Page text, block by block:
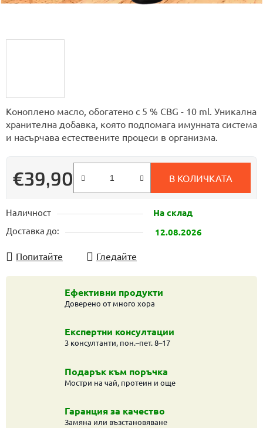
Коноплено масло, обогатено с 5 % CBG - 10 ml. Уникална
хранителна добавка, която подпомага имунната система
и насърчава естествените процеси в организма.
€39,90
Измерване на цената:
В КОЛИЧКАТА
Наличност На склад
Доставка до: 12.08.2026
Попитайте Гледайте
Ефективни продукти
Доверено от много хора
Експертни консултации
3 консултанти, пон.–пет. 8–17
Подарък към поръчка
Мостри на чай, протеин и още
Гаранция за качество
Замяна или възстановяване